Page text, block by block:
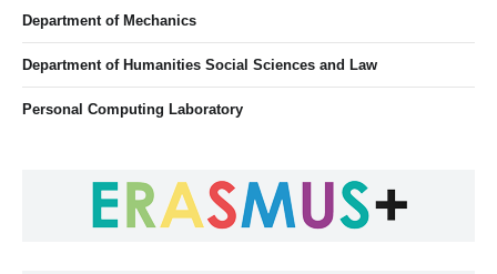
Department of Mechanics
Department of Humanities Social Sciences and Law
Personal Computing Laboratory